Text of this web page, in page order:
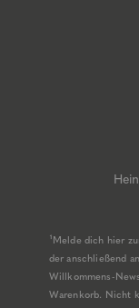
¹Melde dich hier
der anschließend
Willkommens-
Warenkorb. Nicht